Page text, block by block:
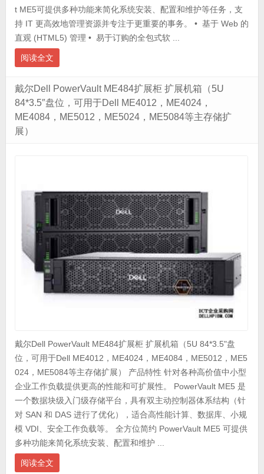
t ME5可提供多种功能来简化系统安装、配置和维护等任务，支
持 IT 更高效地管理资源并专注于更重要的事务。 • 基于 Web 的
直观 (HTML5) 管理 • 易于订购的全包式软 ...
阅读全文
戴尔Dell PowerVault ME484扩展柜 扩展机箱（5U
84*3.5″盘位，可用于Dell ME4012，ME4024，
ME4084，ME5012，ME5024，ME5084等主存储扩
展）
戴尔Dell PowerVault ME484扩展柜 扩展机箱（5U 84*3.5"盘
位，可用于Dell ME4012，ME4024，ME4084，ME5012，ME5
024，ME5084等主存储扩展） 产品特性 针对各种高价值中小型
企业工作负载提供更高的性能和可扩展性。 PowerVault ME5 是
一个数据块级入门级存储平台，具有双主动控制器体系结构（针
对 SAN 和 DAS 进行了优化），适合高性能计算、数据库、小规
模 VDI、安全工作负载等。 全方位简约 PowerVault ME5 可提供
多种功能来简化系统安装、配置和维护 ...
阅读全文